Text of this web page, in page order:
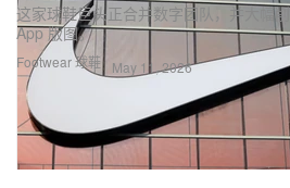
Footwear 球鞋
这家球鞋巨头正合并数字团队，并大幅
App 版图。
May 11, 2026